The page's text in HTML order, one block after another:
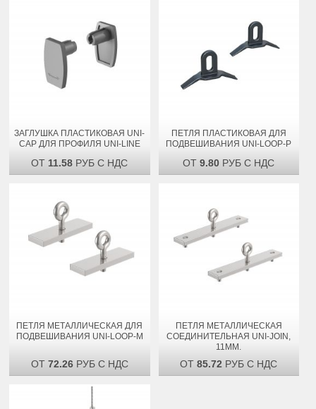
ЗАГЛУШКА ПЛАСТИКОВАЯ UNI-
CAP ДЛЯ ПРОФИЛЯ UNI-LINE
ОТ 11.58 РУБ С НДС
ПЕТЛЯ ПЛАСТИКОВАЯ ДЛЯ
ПОДВЕШИВАНИЯ UNI-LOOP-P
ОТ9.80 РУБ С НДС
ПЕТЛЯ МЕТАЛЛИЧЕСКАЯ ДЛЯ
ПОДВЕШИВАНИЯ UNI-LOOP-M
ОТ 72.26РУБ С НДС
ПЕТЛЯ МЕТАЛЛИЧЕСКАЯ
СОЕДИНИТЕЛЬНАЯ UNI-JOIN,
11ММ.
ОТ85.72 РУБ С НДС